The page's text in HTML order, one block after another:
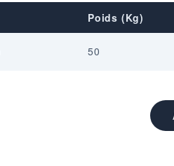
Poids (Kg)
50